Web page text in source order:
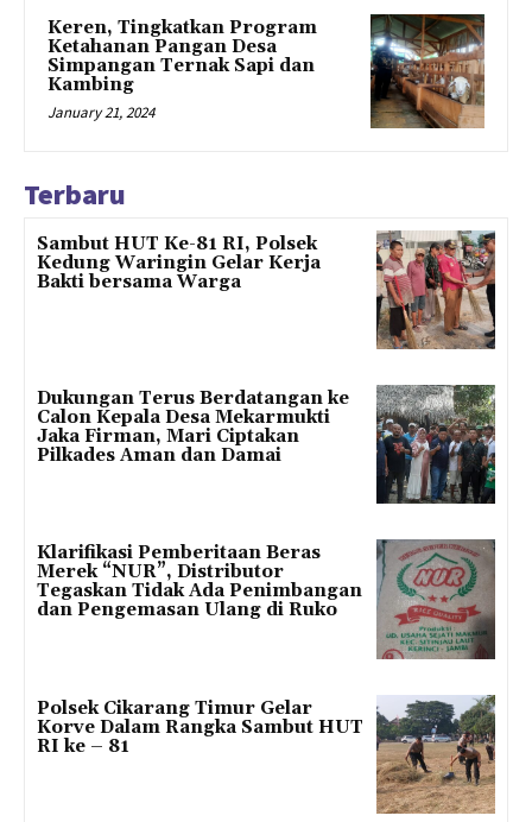
Keren, Tingkatkan Program
Ketahanan Pangan Desa
Simpangan Ternak Sapi dan
Kambing
January 21, 2024
Terbaru
Sambut HUT Ke-81 RI, Polsek
Kedung Waringin Gelar Kerja
Bakti bersama Warga
Dukungan Terus Berdatangan ke
Calon Kepala Desa Mekarmukti
Jaka Firman, Mari Ciptakan
Pilkades Aman dan Damai
Klarifikasi Pemberitaan Beras
Merek “NUR”, Distributor
Tegaskan Tidak Ada Penimbangan
dan Pengemasan Ulang di Ruko
Polsek Cikarang Timur Gelar
Korve Dalam Rangka Sambut HUT
RI ke – 81